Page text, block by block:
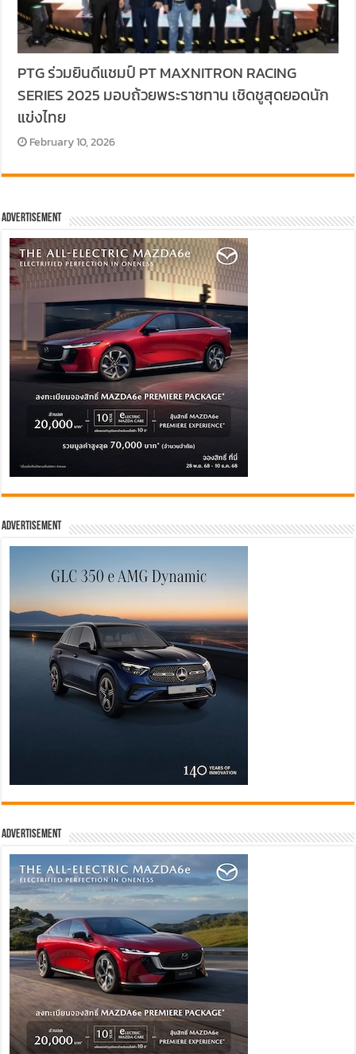
PTG ร่วมยินดีแชมป์ PT MAXNITRON RACING
SERIES 2025 มอบถ้วยพระราชทาน เชิดชูสุดยอดนัก
แข่งไทย
February 10, 2026
Advertisement
Advertisement
Advertisement